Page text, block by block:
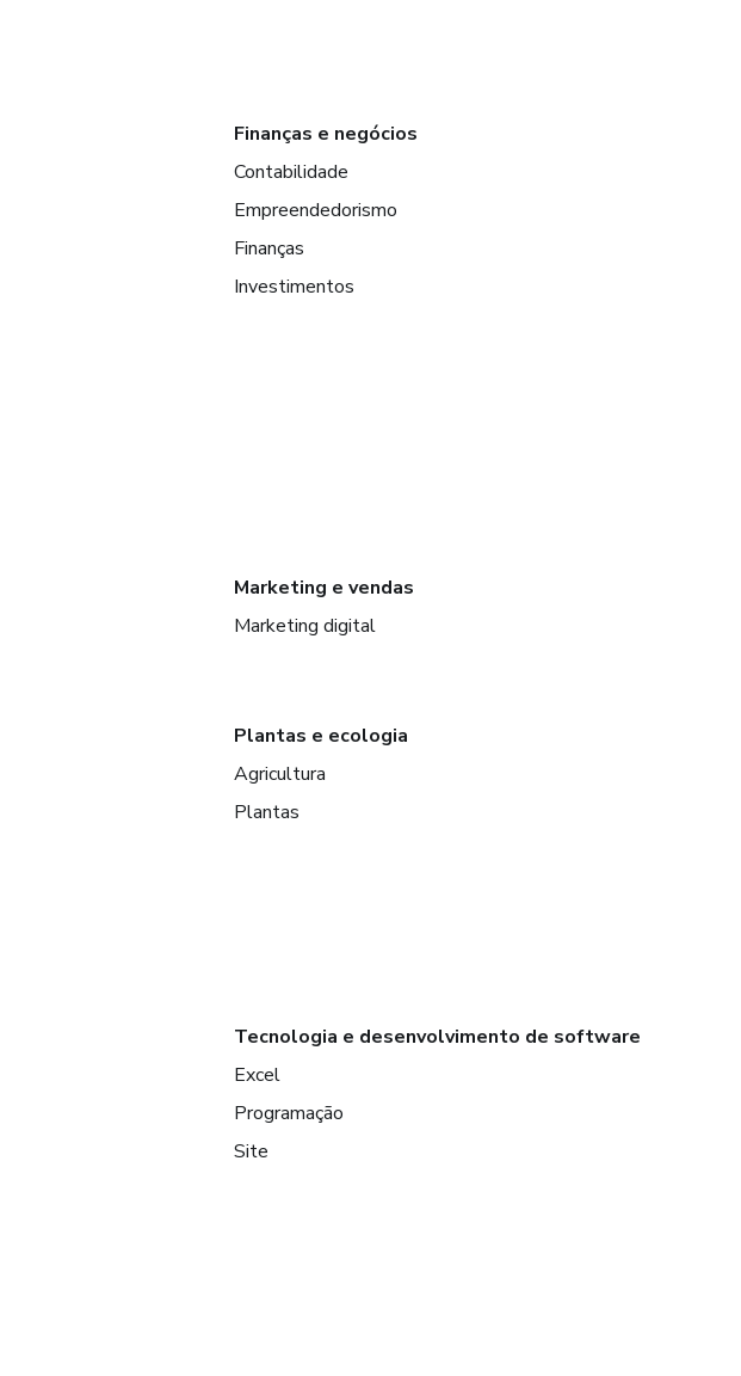
Finanças e negócios
Contabilidade
Empreendedorismo
Finanças
Investimentos
Marketing e vendas
Marketing digital
Plantas e ecologia
Agricultura
Plantas
Tecnologia e desenvolvimento de software
Excel
Programação
Site